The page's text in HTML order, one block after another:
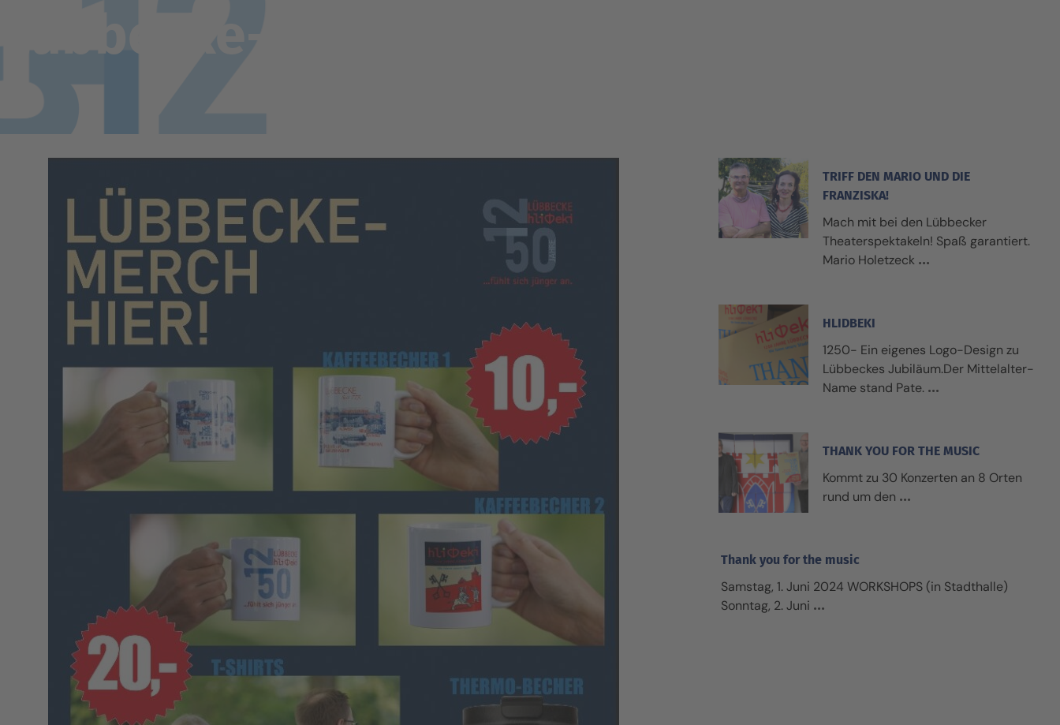
Lübbecke-Fan-Artikel im Jubiläums-Look
TRIFF DEN MARIO UND DIE
FRANZISKA!
Mach mit bei den Lübbecker
Theaterspektakeln! Spaß garantiert.
Mario Holetzeck
HLIDBEKI
1250- Ein eigenes Logo-Design zu
Lübbeckes Jubiläum.Der Mittelalter-
Name stand Pate.
THANK YOU FOR THE MUSIC
Kommt zu 30 Konzerten an 8 Orten
rund um den
Thank you for the music
Samstag, 1. Juni 2024 WORKSHOPS (in Stadthalle)
Sonntag, 2. Juni